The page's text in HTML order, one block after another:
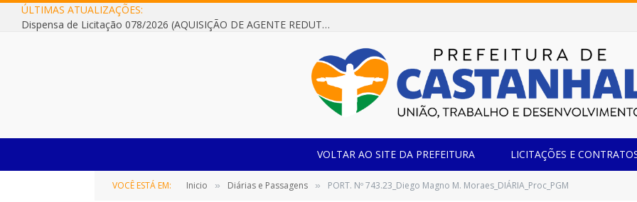
ÚLTIMAS ATUALIZAÇÕES:
Dispensa de Licitação 078/2026 (AQUISIÇÃO DE AGENTE REDUTOR LÍQUIDO AUTOMOTIVO – ARLA 32, PARA ATENDER A FROTA OFICIAL DE VEÍCULOS DA SECRETARIA MUNICIPAL DE EDUCAÇÃO DO MUNICÍPIO DE CASTANHAL/PA)
VOLTAR AO SITE DA PREFEITURA LICITAÇÕES E
VOCÊ ESTÁ EM: Inicio » Diárias e Passagens » PORT. Nº 743.23_Diego Magno M. Moraes_DIÁRIA_Proc_PGM